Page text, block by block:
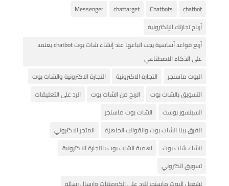
chatbot
Chatbots
chattarget
Messenger
أرباح تجارتك الإلكترونية
أربع قواعد أساسية يجب اتباعها عند إنشاء شات بوت chatbot يعتمد
على الذكاء الاصطناعي
البوت ماسنجر
التجارة الاكترونية
التجارة الاكترونية والشات بوت
التسويق بالشات بوت
الربح من الشات بوت
الرد على التعليقات
السينسور بوست
الشات بوت ماسنجر
الفرق بينا الشات بوت والقوالب الجاهزة
المتجر الاكتروني
انشاء شات بوت
اهمية الشات بوت بالتجارة الاكترونية
تسويق الكتروني